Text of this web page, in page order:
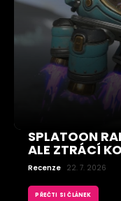
SPLATOON
ALE ZTRÁCÍ
Recenze 22. 7. 2026
PŘEČTI SI ČLÁNEK